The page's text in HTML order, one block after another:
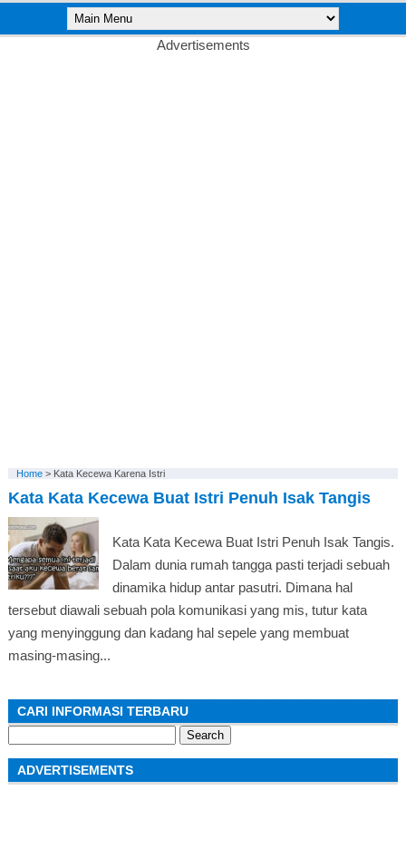
Advertisements
Home> Kata Kecewa Karena Istri
Kata Kata Kecewa Buat Istri Penuh Isak Tangis
Kata Kata Kecewa Buat Istri Penuh Isak Tangis.
Dalam dunia rumah tangga pasti terjadi sebuah
dinamika hidup antar pasutri. Dimana hal
tersebut diawali sebuah pola komunikasi yang mis, tutur kata
yang menyinggung dan kadang hal sepele yang membuat
masing-masing...
CARI INFORMASI TERBARU
for:
ADVERTISEMENTS